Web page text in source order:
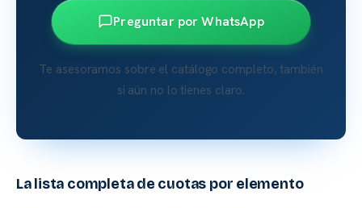
Preguntar por WhatsApp
Te asesoramos sobre el catálogo completo, también
si aún no lo tienes claro.
La lista completa de cuotas por elemento